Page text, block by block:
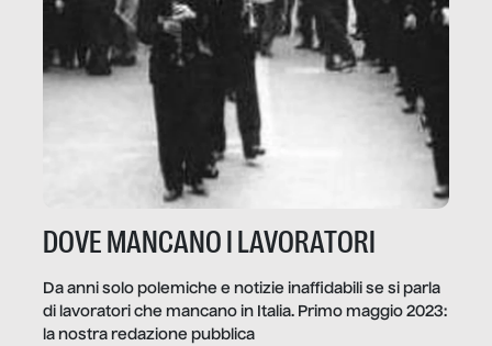
DOVE MANCANO I LAVORATORI
Da anni solo polemiche e notizie inaffidabili se si parla
di lavoratori che mancano in Italia. Primo maggio 2023:
la nostra redazione pubblica